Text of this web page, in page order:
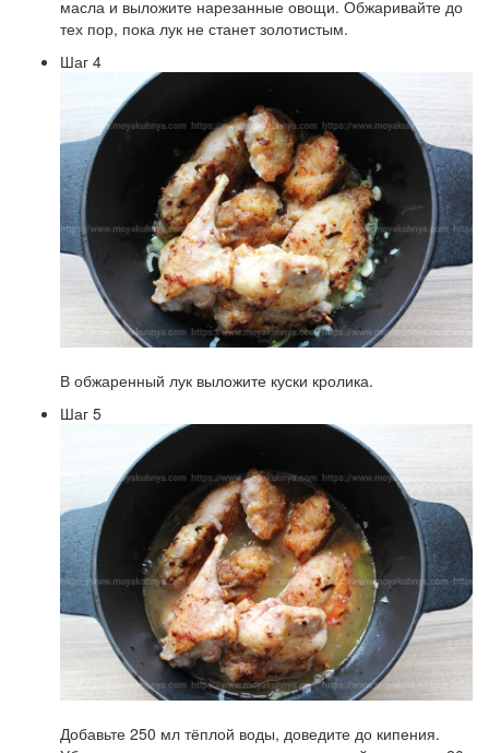
масла и выложите нарезанные овощи. Обжаривайте до
тех пор, пока лук не станет золотистым.
Шаг 4
В обжаренный лук выложите куски кролика.
Шаг 5
Добавьте 250 мл тёплой воды, доведите до кипения.